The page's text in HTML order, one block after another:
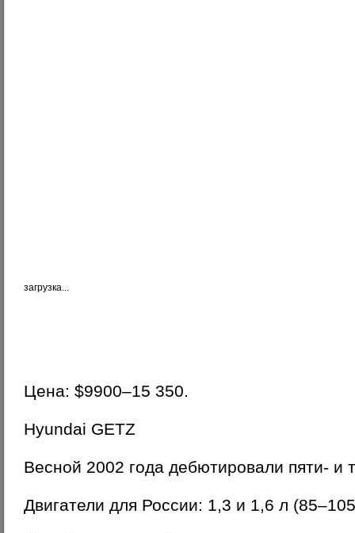
загрузка...
Цена: $9900–15 350.
Hyundai GETZ
Весной 2002 года дебютировали пяти- и
Двигатели для России: 1,3 и 1,6 л